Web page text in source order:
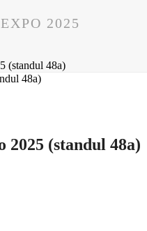
2025
(standul 48a)
2025 (standul 48a)